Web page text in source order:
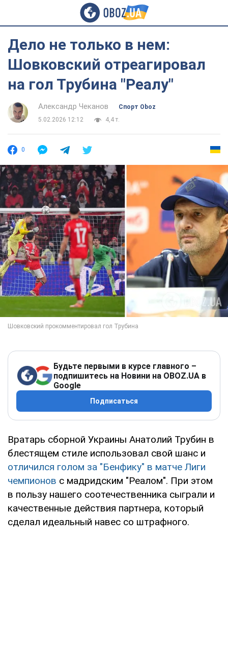
Дело не только в нем:
Шовковский отреагировал
на гол Трубина "Реалу"
Александр Чеканов
Спорт Oboz
5.02.2026 12:12
4,4 т.
0
Будьте первыми в курсе главного –
подпишитесь на Новини на OBOZ.UA в
Google
Подписаться
Вратарь сборной Украины Анатолий Трубин в
блестящем стиле использовал свой шанс и
отличился голом за "Бенфику" в матче Лиги
чемпионов с мадридским "Реалом". При этом
в пользу нашего соотечественника сыграли и
качественные действия партнера, который
сделал идеальный навес со штрафного.